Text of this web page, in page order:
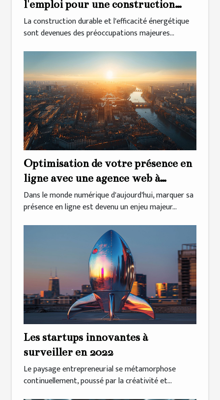
l'emploi pour une construction
durable et efficace
La construction durable et l'efficacité énergétique
sont devenues des préoccupations majeures...
Optimisation de votre présence en
ligne avec une agence web à
Rennes : SEO Quantum,
référencement et rédaction web en
Ille-et-vilaine et en Bretagne
Dans le monde numérique d'aujourd'hui, marquer sa
présence en ligne est devenu un enjeu majeur...
Les startups innovantes à
surveiller en 2022
Le paysage entrepreneurial se métamorphose
continuellement, poussé par la créativité et...